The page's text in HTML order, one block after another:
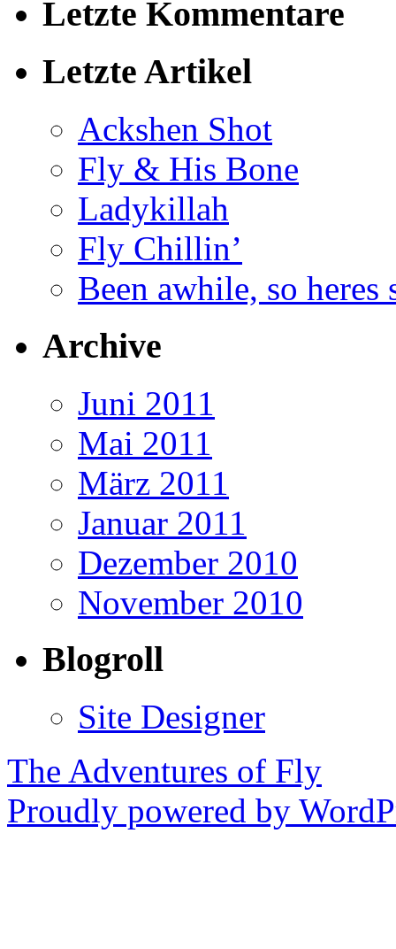
Letzte Kommentare
Letzte Artikel
Ackshen Shot
Fly & His Bone
Ladykillah
Fly Chillin’
Been awhile, so
Archive
Juni 2011
Mai 2011
März 2011
Januar 2011
Dezember 2010
November 2010
Blogroll
Site Designer
The Adventures of Fly
Proudly powered by